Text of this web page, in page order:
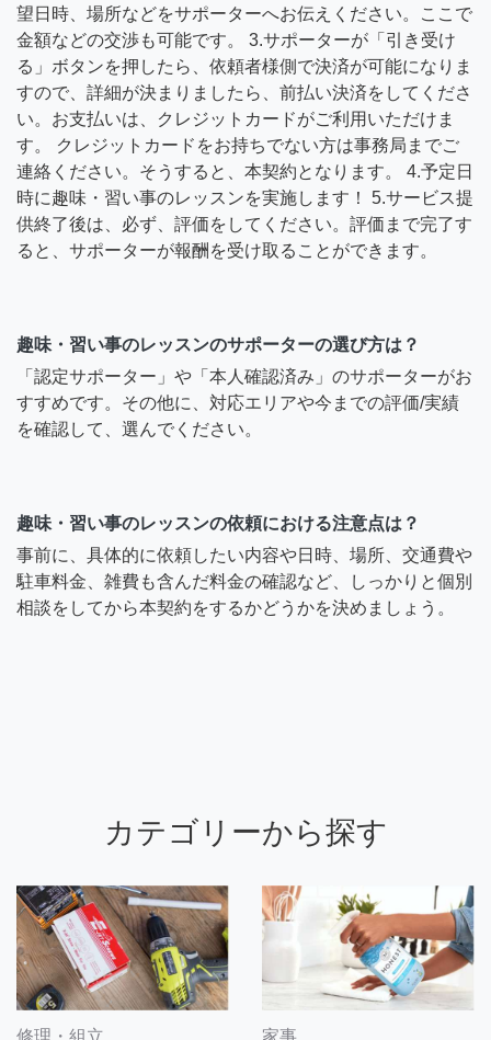
望日時、場所などをサポーターへお伝えください。ここで
金額などの交渉も可能です。 3.サポーターが「引き受け
る」ボタンを押したら、依頼者様側で決済が可能になりま
すので、詳細が決まりましたら、前払い決済をしてくださ
い。お支払いは、クレジットカードがご利用いただけま
す。 クレジットカードをお持ちでない方は事務局までご
連絡ください。そうすると、本契約となります。 4.予定日
時に趣味・習い事のレッスンを実施します！ 5.サービス提
供終了後は、必ず、評価をしてください。評価まで完了す
ると、サポーターが報酬を受け取ることができます。
趣味・習い事のレッスンのサポーターの選び方は？
「認定サポーター」や「本人確認済み」のサポーターがお
すすめです。その他に、対応エリアや今までの評価/実績
を確認して、選んでください。
趣味・習い事のレッスンの依頼における注意点は？
事前に、具体的に依頼したい内容や日時、場所、交通費や
駐車料金、雑費も含んだ料金の確認など、しっかりと個別
相談をしてから本契約をするかどうかを決めましょう。
カテゴリーから探す